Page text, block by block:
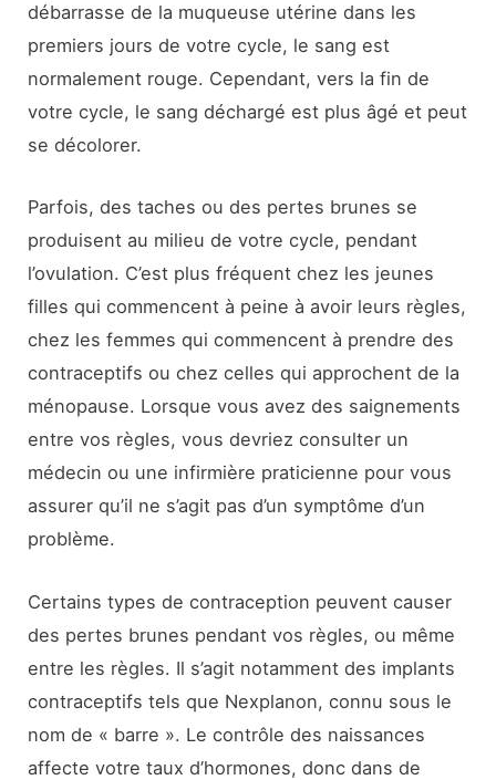
débarrasse de la muqueuse utérine dans les
premiers jours de votre cycle, le sang est
normalement rouge. Cependant, vers la fin de
votre cycle, le sang déchargé est plus âgé et peut
se décolorer.
Parfois, des taches ou des pertes brunes se
produisent au milieu de votre cycle, pendant
l’ovulation. C’est plus fréquent chez les jeunes
filles qui commencent à peine à avoir leurs règles,
chez les femmes qui commencent à prendre des
contraceptifs ou chez celles qui approchent de la
ménopause. Lorsque vous avez des saignements
entre vos règles, vous devriez consulter un
médecin ou une infirmière praticienne pour vous
assurer qu’il ne s’agit pas d’un symptôme d’un
problème.
Certains types de contraception peuvent causer
des pertes brunes pendant vos règles, ou même
entre les règles. Il s’agit notamment des implants
contraceptifs tels que Nexplanon, connu sous le
nom de « barre ». Le contrôle des naissances
affecte votre taux d’hormones, donc dans de